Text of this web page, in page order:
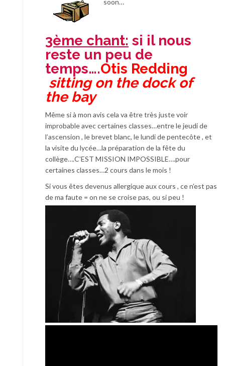
soon…
3ème chant: si il nous
reste un peu de
temps….Otis Redding
sitting on the dock of
the bay
Même si à mon avis cela va être très juste voir
improbable avec certaines classes…entre le jeudi de
l’ascension , le brevet blanc, le lundi de pentecôte , et
la visite du lycée…la préparation de la fête du
collège….C’EST MISSION IMPOSSIBLE….pour
certaines classes…2 cours dans le mois !
Si vous êtes devenus allergique aux cours , ce n’est pas
de ma faute = on ne se croise pas, ou si peu !